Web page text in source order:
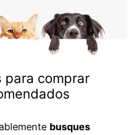
para comprar
busques